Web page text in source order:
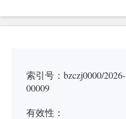
索引号：bzczj0000/2026-
00009
有效性：